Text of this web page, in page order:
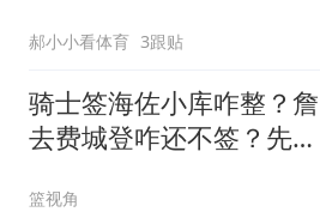
郝小小看体育 3跟贴
骑士签海佐小库咋整？詹
去费城登咋还不签？先签
篮视角